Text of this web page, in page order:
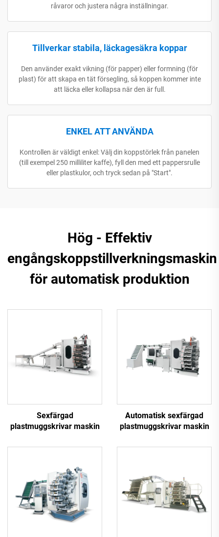
råvaror och justera några inställningar.
Tillverkar stabila, läckagesäkra koppar
Den använder exakt vikning (för papper) eller formning (för
plast) för att skapa en tät försegling, så koppen kommer inte
att läcka eller kollapsa när den är full.
ENKEL ATT ANVÄNDA
Kontrollen är väldigt enkel: Välj din koppstörlek från panelen
(till exempel 250 milliliter kaffe), fyll den med ett pappersrulle
eller plastkulor, och tryck sedan på "Start".
Hög - Effektiv
engångskoppstillverkningsmaskin
för automatisk produktion
Sexfärgad
plastmuggskrivar maskin
Automatisk sexfärgad
plastmuggskrivar maskin